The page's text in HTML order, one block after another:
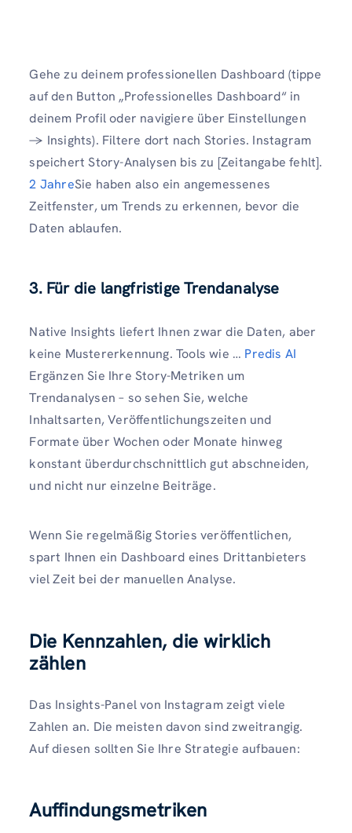
Gehe zu deinem professionellen Dashboard (tippe
auf den Button „Professionelles Dashboard“ in
deinem Profil oder navigiere über Einstellungen
→ Insights). Filtere dort nach Stories. Instagram
speichert Story-Analysen bis zu [Zeitangabe fehlt].
2 JahreSie haben also ein angemessenes
Zeitfenster, um Trends zu erkennen, bevor die
Daten ablaufen.
3. Für die langfristige Trendanalyse
Native Insights liefert Ihnen zwar die Daten, aber
keine Mustererkennung. Tools wie … Predis AI
Ergänzen Sie Ihre Story-Metriken um
Trendanalysen – so sehen Sie, welche
Inhaltsarten, Veröffentlichungszeiten und
Formate über Wochen oder Monate hinweg
konstant überdurchschnittlich gut abschneiden,
und nicht nur einzelne Beiträge.
Wenn Sie regelmäßig Stories veröffentlichen,
spart Ihnen ein Dashboard eines Drittanbieters
viel Zeit bei der manuellen Analyse.
Die Kennzahlen, die wirklich
zählen
Das Insights-Panel von Instagram zeigt viele
Zahlen an. Die meisten davon sind zweitrangig.
Auf diesen sollten Sie Ihre Strategie aufbauen:
Auffindungsmetriken